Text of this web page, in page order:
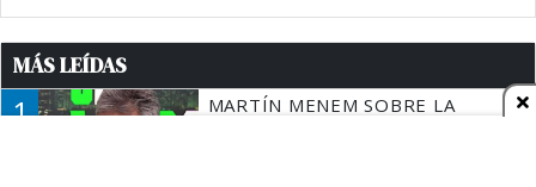
MÁS LEÍDAS
1
MARTÍN MENEM SOBRE LA